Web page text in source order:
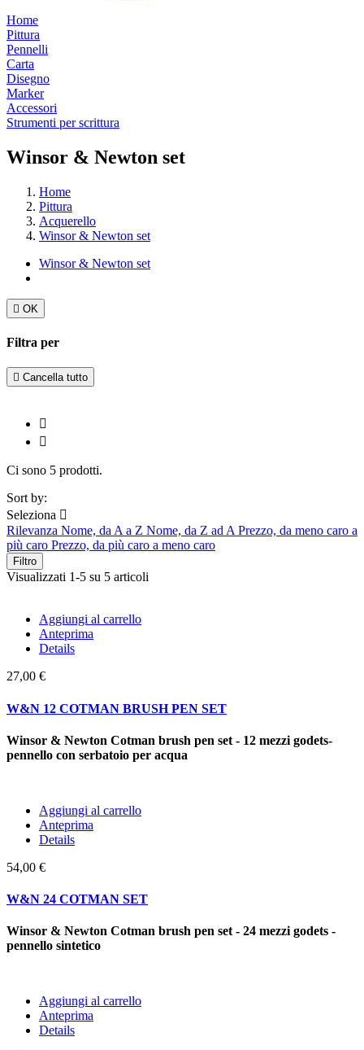
Home
Pittura
Pennelli
Carta
Disegno
Marker
Accessori
Strumenti per scrittura
Winsor & Newton set
Home
Pittura
Acquerello
Winsor & Newton set
Winsor & Newton set
 OK
Filtra per
 Cancella tutto


Ci sono 5 prodotti.
Sort by:
Seleziona 
Rilevanza Nome, da A a Z Nome, da Z ad A Prezzo, da meno caro a
più caro Prezzo, da più caro a meno caro
Filtro
Visualizzati 1-5 su 5 articoli
Aggiungi al carrello
Anteprima
Details
27,00 €
W&N 12 COTMAN BRUSH PEN SET
Winsor & Newton Cotman brush pen set - 12 mezzi godets-
pennello con serbatoio per acqua
Aggiungi al carrello
Anteprima
Details
54,00 €
W&N 24 COTMAN SET
Winsor & Newton Cotman brush pen set - 24 mezzi godets -
pennello sintetico
Aggiungi al carrello
Anteprima
Details